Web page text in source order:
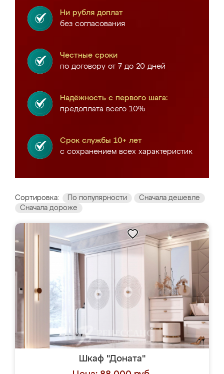
Ни рубля доплат
без согласования
Честные сроки
по договору от 7 до 20 дней
Надёжность с первого шага:
предоплата всего 10%
Срок службы 10+ лет
с сохранением всех характеристик
Сортировка: По популярности
Сначала дешевле
Сначала дороже
Шкаф "Доната"